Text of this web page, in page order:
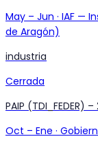
May – Jun · IAF —
de Aragón)
industria
Cerrada
PAIP (TDI_FEDER)
Oct – Ene ·